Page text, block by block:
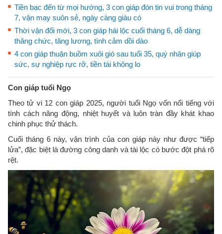
Tiền bạc đến từ mọi hướng, 3 con giáp đón tin vui trong tháng
7, vận may suôn sẻ, ngày càng giàu có
Thời vận đổi mới, 3 con giáp hái lộc cuối tháng 6, dễ dàng
thăng chức, tăng lương, tình cảm dồi dào
4 con giáp thuận buồm xuôi gió sau tuổi 35, quý nhân giúp
sức, sự nghiệp rực rỡ, tiền tài không lo
Con giáp tuổi Ngọ
Theo tử vi 12 con giáp 2025, người tuổi Ngọ vốn nổi tiếng với
tính cách năng động, nhiệt huyết và luôn tràn đầy khát khao
chinh phục thử thách.
Cuối tháng 6 này, vận trình của con giáp này như được “tiếp
lửa”, đặc biệt là đường công danh và tài lộc có bước đột phá rõ
rệt.